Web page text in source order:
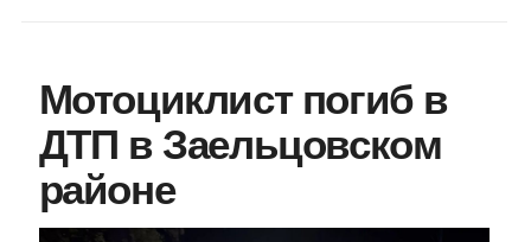
Мотоциклист погиб в
ДТП в Заельцовском
районе